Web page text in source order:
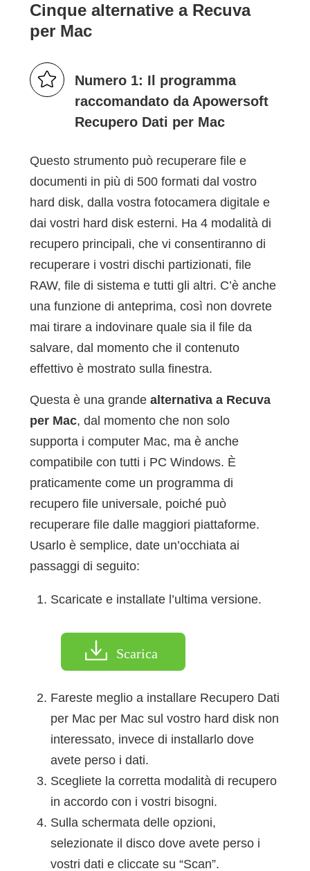
Cinque alternative a Recuva
per Mac
Numero 1: Il programma
raccomandato da Apowersoft
Recupero Dati per Mac
Questo strumento può recuperare file e
documenti in più di 500 formati dal vostro
hard disk, dalla vostra fotocamera digitale e
dai vostri hard disk esterni. Ha 4 modalità di
recupero principali, che vi consentiranno di
recuperare i vostri dischi partizionati, file
RAW, file di sistema e tutti gli altri. C’è anche
una funzione di anteprima, così non dovrete
mai tirare a indovinare quale sia il file da
salvare, dal momento che il contenuto
effettivo è mostrato sulla finestra.
Questa è una grande alternativa a Recuva
per Mac, dal momento che non solo
supporta i computer Mac, ma è anche
compatibile con tutti i PC Windows. È
praticamente come un programma di
recupero file universale, poiché può
recuperare file dalle maggiori piattaforme.
Usarlo è semplice, date un’occhiata ai
passaggi di seguito:
Scaricate e installate l’ultima versione.
Scarica
Fareste meglio a installare Recupero Dati
per Mac per Mac sul vostro hard disk non
interessato, invece di installarlo dove
avete perso i dati.
Scegliete la corretta modalità di recupero
in accordo con i vostri bisogni.
Sulla schermata delle opzioni,
selezionate il disco dove avete perso i
vostri dati e cliccate su “Scan”.